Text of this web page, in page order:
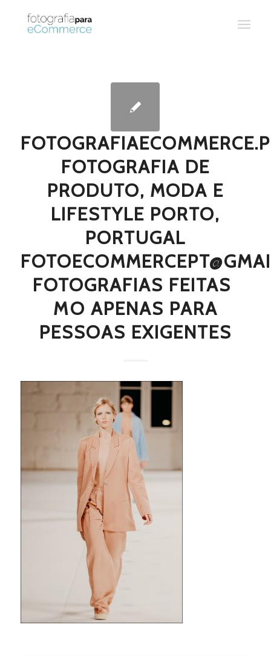
FOTOGRAFIA DE
PRODUTO, MODA E
LIFESTYLE PORTO,
PORTUGAL
FOTOGRAFIAS FEITAS 
MO APENAS PARA
PESSOAS EXIGENTES